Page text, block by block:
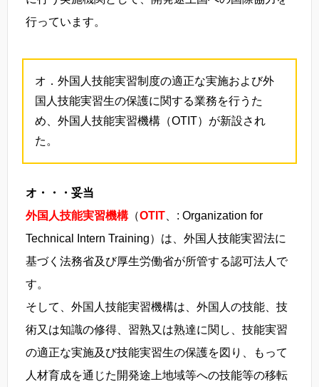
行っています。
オ．外国人技能実習制度の適正な実施および外
国人技能実習生の保護に関する業務を行うた
め、外国人技能実習機構（OTIT）が新設され
た。
オ・・・妥当
外国人技能実習機構（OTIT 、: Organization for
Technical Intern Training）は、外国人技能実習法に
基づく法務省及び厚生労働省が所管する認可法人で
す。
そして、外国人技能実習機構は、外国人の技能、技
術又は知識の修得、習熟又は熟達に関し、技能実習
の適正な実施及び技能実習生の保護を図り、もって
人材育成を通じた開発途上地域等への技能等の移転